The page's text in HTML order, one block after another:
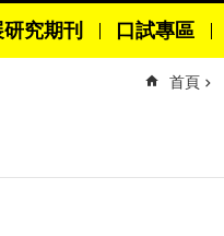
究期刊 口試專區
首頁